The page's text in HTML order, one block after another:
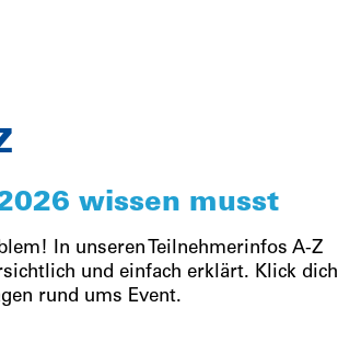
wissen musst
In unseren Teilnehmerinfos A-Z
und einfach erklärt. Klick dich
rund ums Event.